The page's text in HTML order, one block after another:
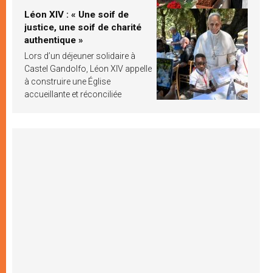
Léon XIV : « Une soif de
justice, une soif de charité
authentique »
Lors d’un déjeuner solidaire à
Castel Gandolfo, Léon XIV appelle
à construire une Église
accueillante et réconciliée